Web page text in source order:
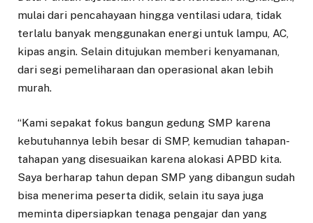
mulai dari pencahayaan hingga ventilasi udara, tidak
terlalu banyak menggunakan energi untuk lampu, AC,
kipas angin. Selain ditujukan memberi kenyamanan,
dari segi pemeliharaan dan operasional akan lebih
murah.
“Kami sepakat fokus bangun gedung SMP karena
kebutuhannya lebih besar di SMP, kemudian tahapan-
tahapan yang disesuaikan karena alokasi APBD kita.
Saya berharap tahun depan SMP yang dibangun sudah
bisa menerima peserta didik, selain itu saya juga
meminta dipersiapkan tenaga pengajar dan yang